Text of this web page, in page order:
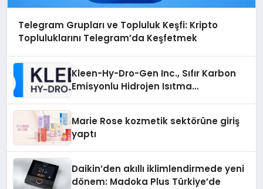
Telegram Grupları ve Topluluk Keşfi: Kripto
Topluluklarını Telegram’da Keşfetmek
Kleen-Hy-Dro-Gen Inc., Sıfır Karbon
Emisyonlu Hidrojen Isıtma
Marie Rose kozmetik sektörüne giriş
yaptı
Daikin’den akıllı iklimlendirmede yeni
dönem: Madoka Plus Türkiye’de